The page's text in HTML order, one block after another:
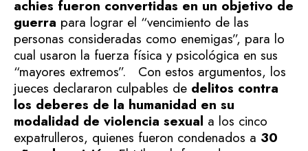
achies fueron convertidas en un objetivo de
guerra para lograr el “vencimiento de las
personas consideradas como enemigas”, para lo
cual usaron la fuerza física y psicológica en sus
“mayores extremos”. Con estos argumentos, los
jueces declararon culpables de delitos contra
los deberes de la humanidad en su
modalidad de violencia sexual a los cinco
expatrulleros, quienes fueron condenados a 30